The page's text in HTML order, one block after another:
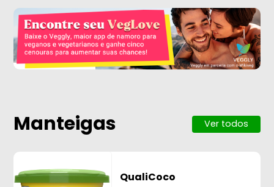
Manteigas Ver todos
QualiCoco